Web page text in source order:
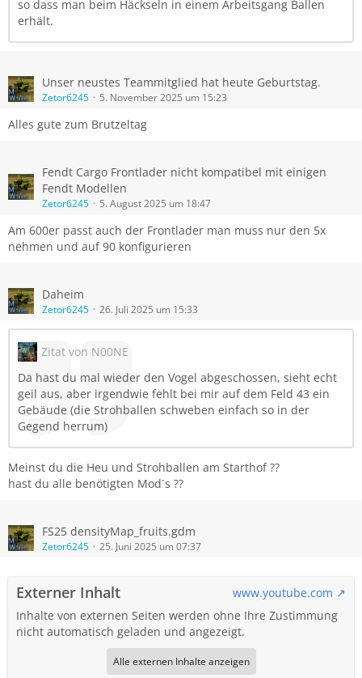
so dass man beim Häckseln in einem Arbeitsgang Ballen
erhält.
Unser neustes Teammitglied hat heute Geburtstag.
Zetor6245 5. November 2025 um 15:23
Alles gute zum Brutzeltag
Fendt Cargo Frontlader nicht kompatibel mit einigen
Fendt Modellen
Zetor6245 5. August 2025 um 18:47
Am 600er passt auch der Frontlader man muss nur den 5x
nehmen und auf 90 konfigurieren
Daheim
Zetor6245 26. Juli 2025 um 15:33
Zitat von N00NE
Da hast du mal wieder den Vogel abgeschossen, sieht echt
geil aus, aber irgendwie fehlt bei mir auf dem Feld 43 ein
Gebäude (die Strohballen schweben einfach so in der
Gegend herrum)
Meinst du die Heu und Strohballen am Starthof ??
hast du alle benötigten Mod´s ??
FS25 densityMap_fruits.gdm
Zetor6245 25. Juni 2025 um 07:37
Externer Inhalt
www.youtube.com
Inhalte von externen Seiten werden ohne Ihre Zustimmung
nicht automatisch geladen und angezeigt.
Alle externen Inhalte anzeigen